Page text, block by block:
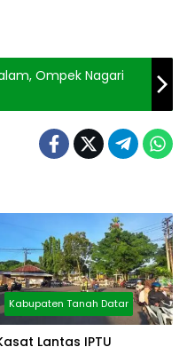
Ompek Nagari
Kabupaten Tanah Datar
Lantas IPTU